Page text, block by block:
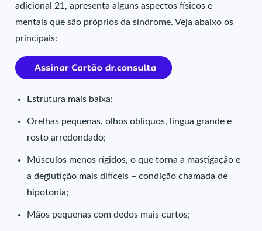
adicional 21, apresenta alguns aspectos físicos e
mentais que são próprios da síndrome. Veja abaixo os
principais:
Estrutura mais baixa;
Orelhas pequenas, olhos oblíquos, língua grande e
rosto arredondado;
Músculos menos rígidos, o que torna a mastigação e
a deglutição mais difíceis – condição chamada de
hipotonia;
Mãos pequenas com dedos mais curtos;